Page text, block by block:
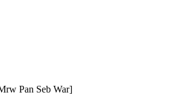
Pan Seb War]